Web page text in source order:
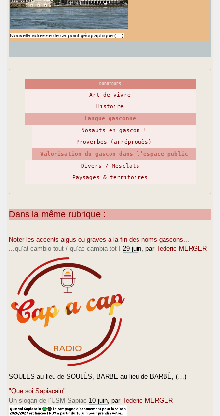
Nouvelle adresse de ce point géographique (…)
RUBRIQUES
Art de vivre
Histoire
Langue gasconne
Nosauts en gascon !
Proverbes (arréprouès)
Valorisation du gascon dans l’espace public
Divers / Mesclats
Paysages & territoires
Dans la même rubrique :
Noter les accents aigus ou graves à la fin des noms gascons...
...qu’at cambio tout / qu’ac cambia tot ! 29 juin , par Tederic MERGER
SOULES au lieu de SOULÈS, BARBE au lieu de BARBÈ, (…)
"Que soi Sapiacain"
Un slogan de l’USM Sapiac 10 juin , par Tederic MERGER